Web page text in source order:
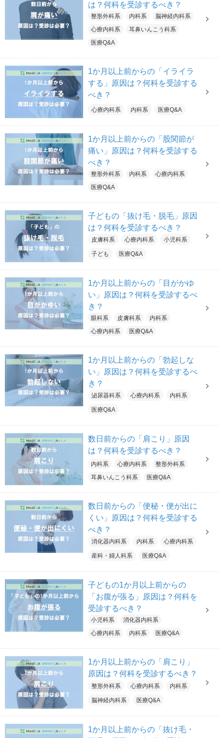
は？何科を受診するべき？
整形外科系 内科系
脳神経内科系
心療内科系
耳鼻いんこう科系
医療Q&A
1か月以上前からの「イライラ
する」原因は？何科を受診する
べき？
心療内科系 内科系 医療Q&A
1か月以上前からの「股関節が
痛い」原因は？何科を受診する
べき？
整形外科系 内科系
心療内科系
医療Q&A
子どもの「抜け毛・脱毛」原因
は？何科を受診するべき？
皮膚科系 心療内科系 小児科系
子ども 医療Q&A
1か月以上前からの「目がかゆ
い」原因は？何科を受診するべ
き？
眼科系 皮膚科系
内科系
心療内科系
医療Q&A
1か月以上前からの「勃起しな
い」原因は？何科を受診するべ
き？
泌尿器科系 心療内科系 内科系
医療Q&A
数日前からの「肩こり」原因
は？何科を受診するべき？
内科系 心療内科系
整形外科系
耳鼻いんこう科系
医療Q&A
数日前からの「便秘・便が出に
くい」原因は？何科を受診する
べき？
消化器内科系 内科系 心療内科系
産科・婦人科系 医療Q&A
子どもの1か月以上前からの
「お腹が張る」原因は？何科を
受診するべき？
小児科系
消化器内科系
心療内科系
内科系 医療Q&A
1か月以上前からの「肩こり」
原因は？何科を受診するべき？
整形外科系 心療内科系 内科系
脳神経内科系 医療Q&A
1か月以上前からの「抜け毛・